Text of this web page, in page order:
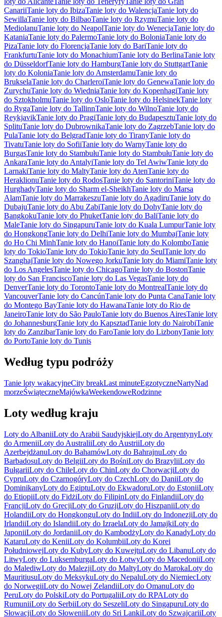
CanariiTanie loty do IbizaTanie loty do WalencjaTanie loty do
SewillaTanie loty do BilbaoTanie loty do RzymuTanie loty do
MediolanuTanie loty do NeapolTanie loty do WenecjaTanie loty do
KataniaTanie loty do PalermoTanie loty do BoloniaTanie loty do
PizaTanie loty do FlorencjaTanie loty do BariTanie loty do
FrankfurtuTanie loty do MonachiumTanie loty do BerlinaTanie loty
do DüsseldorfTanie loty do HamburgTanie loty do StuttgartTanie
loty do KoloniaTanie loty do AmsterdamuTanie loty do
BrukselaTanie loty do CharleroiTanie loty do GenewaTanie loty do
ZurychuTanie loty do WiedniaTanie loty do KopenhagiTanie loty
do SztokholmuTanie loty do OsloTanie loty do HelsinekTanie loty
do RygaTanie loty do TallinnTanie loty do WilnoTanie loty do
ReykjavikTanie loty do PragiTanie loty do BudapesztuTanie loty do
SplituTanie loty do DubrownikaTanie loty do ZagrzebTanie loty do
PulaTanie loty do BelgradTanie loty do TiranyTanie loty do
TivatuTanie loty do SofiiTanie loty do WarnyTanie loty do
BurgasTanie loty do StambułuTanie loty do StambułuTanie loty do
AnkaraTanie loty do AntalyiTanie loty do Tel AwiwTanie loty do
LarnakiTanie loty do MaltyTanie loty do AtenTanie loty do
HeraklionuTanie loty do RodosTanie loty do SantoriniTanie loty do
HurghadyTanie loty do Sharm el-SheikhTanie loty do Marsa
AlamTanie loty do MarrakeszuTanie loty do AgadiruTanie loty do
DubajuTanie loty do Abu ZabiTanie loty do DohyTanie loty do
BangkokuTanie loty do PhuketTanie loty do BaliTanie loty do
MaleTanie loty do SingapuruTanie loty do Kuala LumpurTanie loty
do HongkongTanie loty do DelhiTanie loty do MumbajTanie loty
do Ho Chi MinhTanie loty do HanoiTanie loty do KolomboTanie
loty do TokioTanie loty do TokioTanie loty do SeulTanie loty do
SzanghajTanie loty do Nowego JorkuTanie loty do MiamiTanie loty
do Los AngelesTanie loty do ChicagoTanie loty do BostonTanie
loty do San FranciscoTanie loty do Las VegasTanie loty do
DenverTanie loty do TorontoTanie loty do MontrealTanie loty do
VancouverTanie loty do CancúnTanie loty do Punta CanaTanie loty
do Montego BayTanie loty do HawanaTanie loty do Rio de
JaneiroTanie loty do São PauloTanie loty do Buenos AiresTanie loty
do JohannesburgTanie loty do KapsztadTanie loty do NairobiTanie
loty do ZanzibarTanie loty do FaroTanie loty do LizbonyTanie loty
do PortoTanie loty do Tunis
Według typu podróży
Tanie loty wakacyjneCity breakLast minuteEgzotyczneNartyNad
morzeŚwiąteczneMajówkaWeekendoweRodzinne
Loty według kraju
Loty do AlbaniiLoty do Arabii SaudyjskiejLoty do ArgentynyLoty
do ArmeniiLoty do AustraliiLoty do AustriiLoty do
AzerbejdżanuLoty do BahamówLoty do BahrajnuLoty do
BarbadosuLoty do BelgiiLoty do BośniLoty do BrazyliiLoty do
BułgariiLoty do ChileLoty do ChinLoty do ChorwacjiLoty do
CypruLoty do CzarnogóryLoty do CzechLoty do DaniiLoty do
DominikanyLoty do EgiptuLoty do EkwadoruLoty do EstoniiLoty
do EtiopiiLoty do FidżiLoty do FilipinLoty do FinlandiiLoty do
FrancjiLoty do GrecjiLoty do GruzjiLoty do HiszpaniiLoty do
HolandiiLoty do HongkonguLoty do IndiiLoty do IndonezjiLoty do
IrlandiiLoty do IslandiiLoty do IzraelaLoty do JamajkiLoty do
JaponiiLoty do JordaniiLoty do KambodżyLoty do KanadyLoty do
KataruLoty do KeniiLoty do KolumbiiLoty do Korei
PołudniowejLoty do KubyLoty do KuwejtuLoty do LibanuLoty do
LitwyLoty do LuksemburgaLoty do ŁotwyLoty do MacedoniiLoty
do MalediwLoty do MalezjiLoty do MaltyLoty do MarokaLoty do
MauritiusuLoty do MeksykuLoty do NepaluLoty do NiemiecLoty
do NorwegiiLoty do Nowej ZelandiiLoty do OmanuLoty do
PeruLoty do PolskiLoty do PortugaliiLoty do RPALoty do
RumuniiLoty do SerbiiLoty do SeszeliLoty do SingapuruLoty do
SłowacjiLoty do SłoweniiLoty do Sri LankiLoty do SzwajcariiLoty